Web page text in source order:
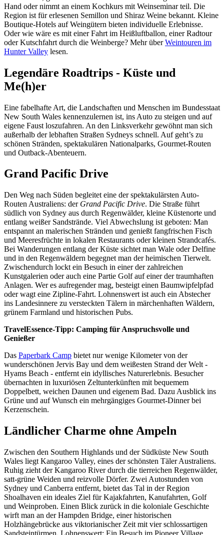
Hand oder nimmt an einem Kochkurs mit Weinseminar teil. Die
Region ist für erlesenen Semillon und Shiraz Weine bekannt. Kleine
Boutique-Hotels auf Weingütern bieten individuelle Erlebnisse.
Oder wie wäre es mit einer Fahrt im Heißluftballon, einer Radtour
oder Kutschfahrt durch die Weinberge? Mehr überWeintouren im
Hunter Valley lesen.
Legendäre Roadtrips - Küste und
Me(h)er
Eine fabelhafte Art, die Landschaften und Menschen im Bundesstaat
New South Wales kennenzulernen ist, ins Auto zu steigen und auf
eigene Faust loszufahren. An den Linksverkehr gewöhnt man sich
außerhalb der lebhaften Straßen Sydneys schnell. Auf geht’s zu
schönen Stränden, spektakulären Nationalparks, Gourmet-Routen
und Outback-Abenteuern.
Grand Pacific Drive
Den Weg nach Süden begleitet eine der spektakulärsten Auto-
Routen Australiens: der Grand Pacific Drive. Die Straße führt
südlich von Sydney aus durch Regenwälder, kleine Küstenorte und
entlang weißer Sandstrände. Viel Abwechslung ist geboten: Man
entspannt an malerischen Stränden und genießt fangfrischen Fisch
und Meeresfrüchte in lokalen Restaurants oder kleinen Strandcafés.
Bei Wanderungen entlang der Küste sichtet man Wale oder Delfine
und in den Regenwäldern begegnet man der heimischen Tierwelt.
Zwischendurch lockt ein Besuch in einer der zahlreichen
Kunstgalerien oder auch eine Partie Golf auf einer der traumhaften
Anlagen. Wer es aufregender mag, besteigt einen Baumwipfelpfad
oder wagt eine Zipline-Fahrt. Lohnenswert ist auch ein Abstecher
ins Landesinnere zu versteckten Tälern in märchenhaften Wäldern,
grünem Farmland und historischen Pubs.
TravelEssence-Tipp: Camping für Anspruchsvolle und
Genießer
Das Paperbark Camp bietet nur wenige Kilometer von der
wunderschönen Jervis Bay und dem weißesten Strand der Welt -
Hyams Beach - entfernt ein idyllisches Naturerlebnis. Besucher
übernachten in luxuriösen Zeltunterkünften mit bequemem
Doppelbett, weichen Daunen und eigenem Bad. Dazu Ausblick ins
Grüne und auf Wunsch ein mehrgängiges Gourmet-Dinner bei
Kerzenschein.
Ländlicher Charme ohne Ampeln
Zwischen den Southern Highlands und der Südküste New South
Wales liegt Kangaroo Valley, eines der schönsten Täler Australiens.
Ruhig zieht der Kangaroo River durch die tierreichen Regenwälder,
satt-grüne Weiden und reizvolle Dörfer. Zwei Autostunden von
Sydney und Canberra entfernt, bietet das Tal in der Region
Shoalhaven ein ideales Ziel für Kajakfahrten, Kanufahrten, Golf
und Weinproben. Einen Blick zurück in die koloniale Geschichte
wirft man an der Hampden Bridge, einer historischen
Holzhängebrücke aus viktorianischer Zeit mit vier schlossartigen